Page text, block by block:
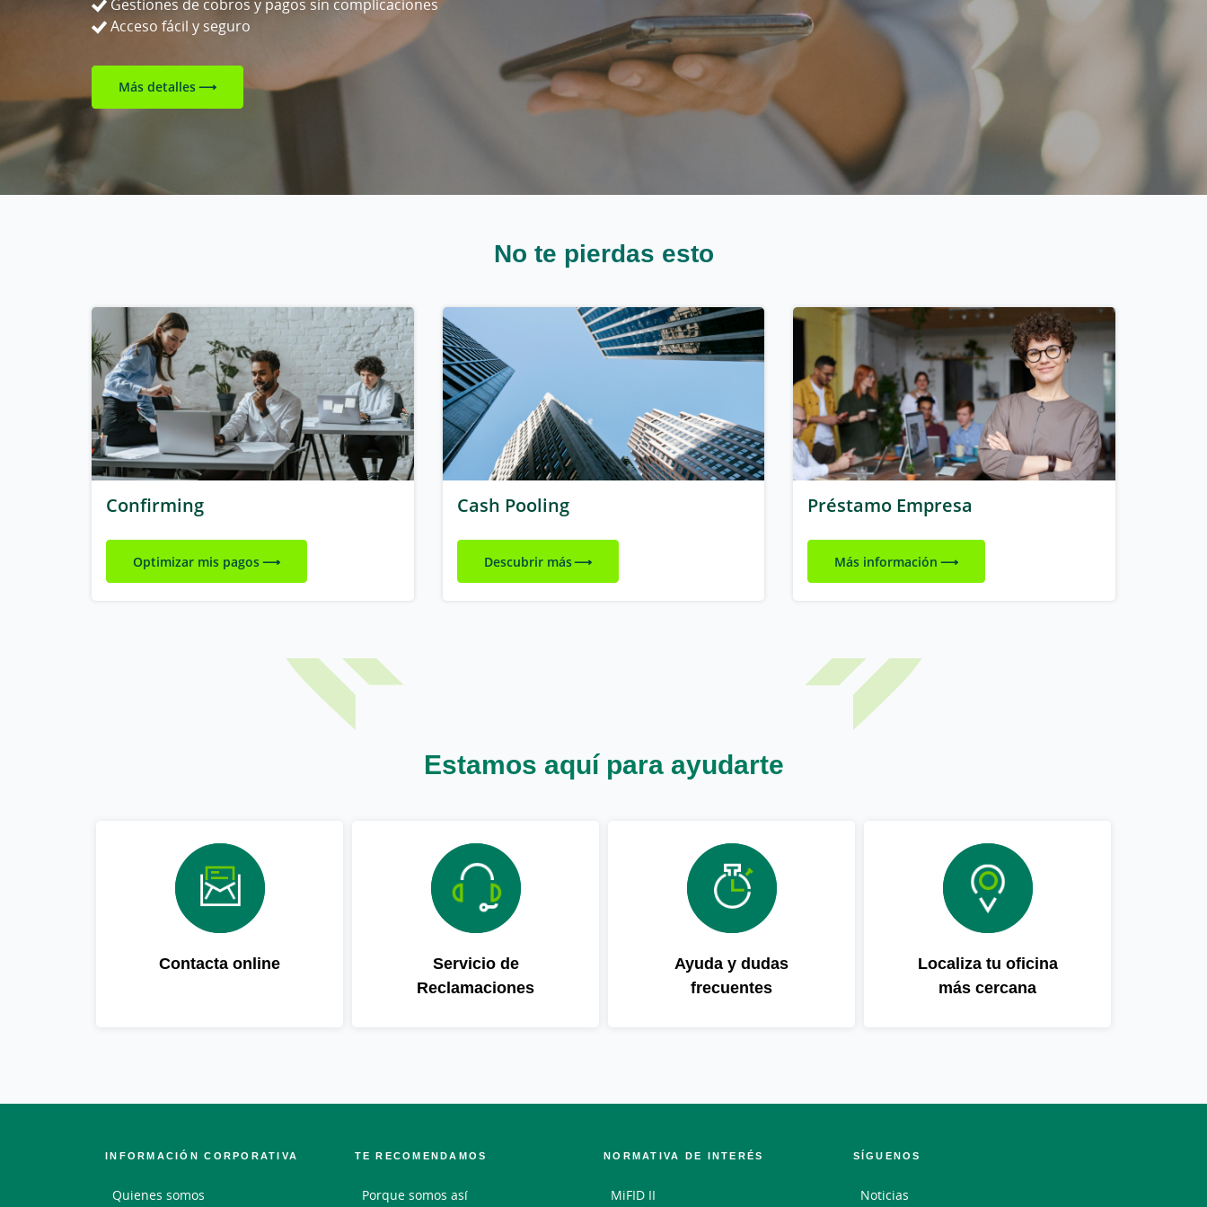
Gestiones de cobros y pagos sin complicaciones
Acceso fácil y seguro
Más detalles
No te pierdas esto
Confirming
Optimizar mis pagos
Cash Pooling
Descubrir más
Préstamo Empresa
Más información
Estamos aquí para ayudarte
Contacta online
Servicio de
Reclamaciones
Ayuda y dudas
frecuentes
Localiza tu oficina
más cercana
INFORMACIÓN CORPORATIVA
Quienes somos
TE RECOMENDAMOS
Porque somos así
NORMATIVA DE INTERÉS
MiFID II
SÍGUENOS
Noticias